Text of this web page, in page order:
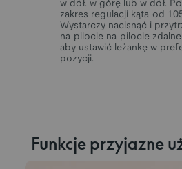
w dół. w górę lub w dół.
zakres regulacji kąta od
Wystarczy nacisnąć i
na pilocie na pilocie
aby ustawić leżankę w
pozycji.
Funkcje przyjazne